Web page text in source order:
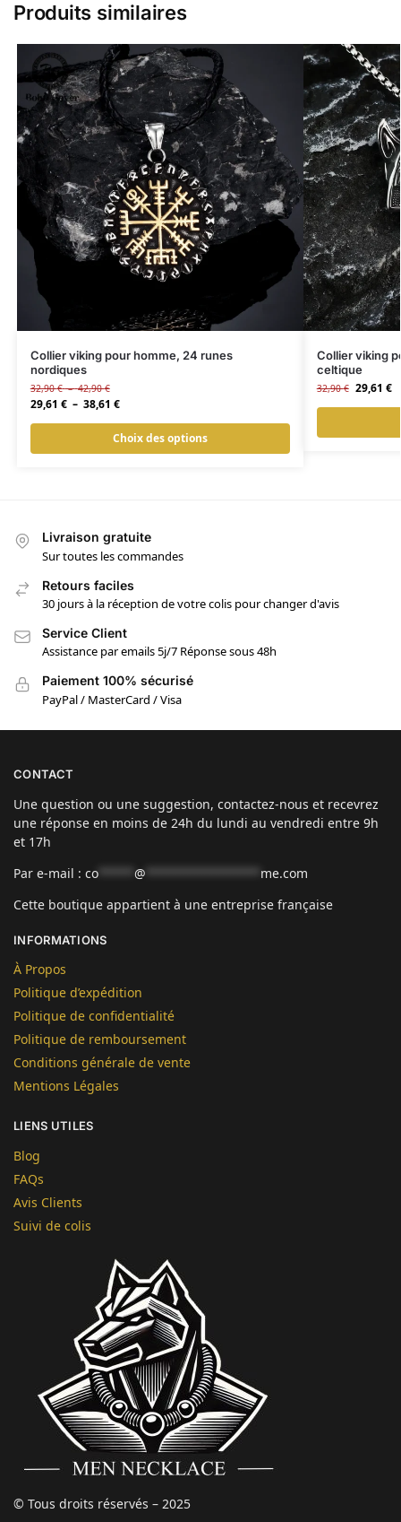
Produits similaires
Collier viking pour homme, 24 runes
nordiques
32,90€ – 42,90€
29,61 € – 38,61 €
Choix des options
Collier viking
celtique
32,90€ 29,61 €
Livraison gratuite
Sur toutes les commandes
Retours faciles
30 jours à la réception de votre colis pour changer d'avis
Service Client
Assistance par emails 5j/7 Réponse sous 48h
Paiement 100% sécurisé
PayPal / MasterCard / Visa
CONTACT
Une question ou une suggestion, contactez-nous et recevrez
une réponse en moins de 24h du lundi au vendredi entre 9h
et 17h
Par e-mail : co @
me.com
Cette boutique appartient à une entreprise française
INFORMATIONS
À Propos
Politique d’expédition
Politique de confidentialité
Politique de remboursement
Conditions générale de vente
Mentions Légales
LIENS UTILES
Blog
FAQs
Avis Clients
Suivi de colis
© Tous droits réservés – 2025